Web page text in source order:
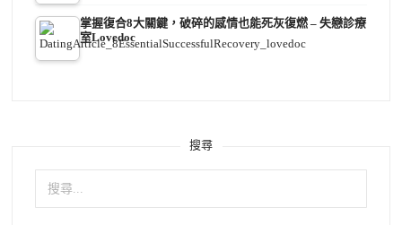
掌握復合8大關鍵，破碎的感情也能死灰復燃 – 失戀診療
室Lovedoc
搜尋
搜
鍵